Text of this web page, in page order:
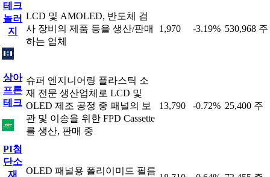
테크
놀러
지
LCD 및 AMOLED, 반도체 검
사 장비의 제품 등을 생산/판매
하는 업체
1,970 -3.19% 530,968 주
상아
프론
테크
슈퍼 엔지니어링 플라스틱 소
재 전문 생산업체로 LCD 및
OLED 제조 공정 중 패널의 보
관 및 이송을 위한 FPD Cassette
를 생산, 판매 중
13,790 -0.72% 25,400 주
PI첨
단소
재
OLED 패널용 폴리이미드 필름